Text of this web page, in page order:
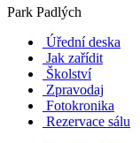
Park Padlých
Úřední deska
Jak zařídit
Školství
Zpravodaj
Fotokronika
Rezervace sálu